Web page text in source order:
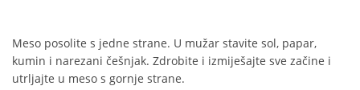
Meso posolite s jedne strane. U mužar stavite sol, papar,
kumin i narezani češnjak. Zdrobite i izmiješajte sve začine i
utrljajte u meso s gornje strane.